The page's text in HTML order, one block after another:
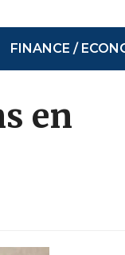
FINANCE /
en